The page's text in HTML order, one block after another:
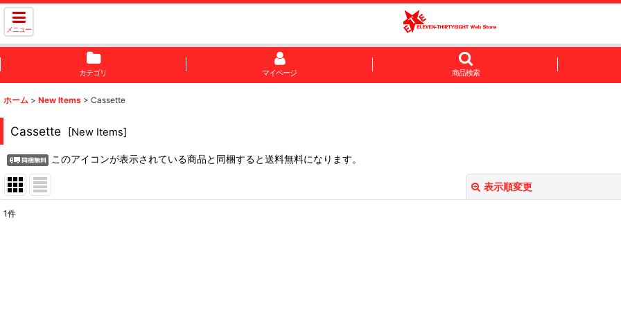
メニュー
カテゴリ マイページ 商品検索
ホーム > New Items > Cassette
Cassette [New Items]
このアイコンが表示されている商品と同梱すると送料無料になります。
表示順変更
1件